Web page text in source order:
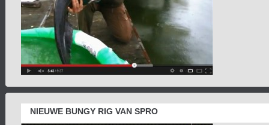
NIEUWE BUNGY RIG VAN SPRO